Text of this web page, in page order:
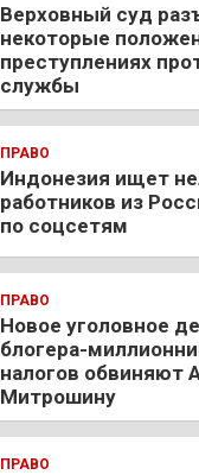
Верховный суд
некоторые
преступлениях
службы
ПРАВО
Индонезия ищет
работников из
по соцсетям
ПРАВО
Новое уголовное
блогера-
налогов обвиняют
Митрошину
ПРАВО